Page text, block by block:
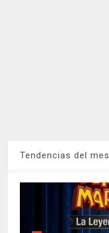
Tendencias del mes